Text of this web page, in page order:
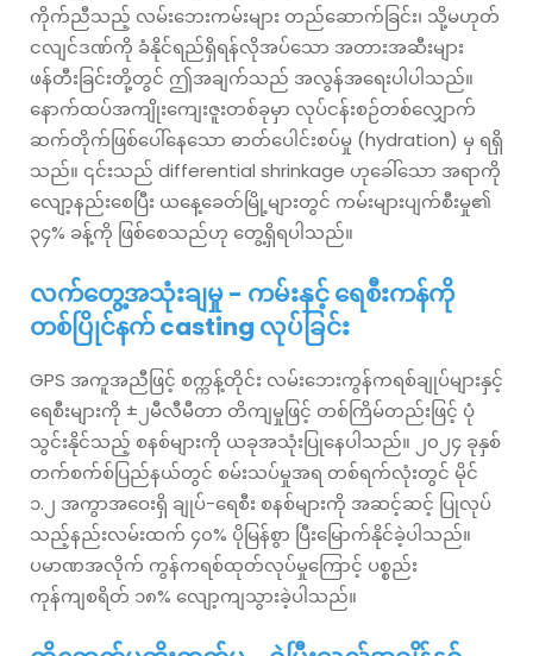
ကိုက်ညီသည့် လမ်းဘေးကမ်းများ တည်ဆောက်ခြင်း၊ သို့မဟုတ်
ငလျင်ဒဏ်ကို ခံနိုင်ရည်ရှိရန်လိုအပ်သော အတားအဆီးများ
ဖန်တီးခြင်းတို့တွင် ဤအချက်သည် အလွန်အရေးပါပါသည်။
နောက်ထပ်အကျိုးကျေးဇူးတစ်ခုမှာ လုပ်ငန်းစဉ်တစ်လျှောက်
ဆက်တိုက်ဖြစ်ပေါ်နေသော ဓာတ်ပေါင်းစပ်မှု (hydration) မှ ရရှိ
သည်။ ၎င်းသည် differential shrinkage ဟုခေါ်သော အရာကို
လျော့နည်းစေပြီး ယနေ့ခေတ်မြို့များတွင် ကမ်းများပျက်စီးမှု၏
၃၄% ခန့်ကို ဖြစ်စေသည်ဟု တွေ့ရှိရပါသည်။
လက်တွေ့အသုံးချမှု - ကမ်းနှင့် ရေစီးကန်ကို
တစ်ပြိုင်နက် casting လုပ်ခြင်း
GPS အကူအညီဖြင့် စက္ကန့်တိုင်း လမ်းဘေးကွန်ကရစ်ချုပ်များနှင့်
ရေစီးများကို ±၂မီလီမီတာ တိကျမှုဖြင့် တစ်ကြိမ်တည်းဖြင့် ပုံ
သွင်းနိုင်သည့် စနစ်များကို ယခုအသုံးပြုနေပါသည်။ ၂၀၂၄ ခုနှစ်
တက်စက်စ်ပြည်နယ်တွင် စမ်းသပ်မှုအရ တစ်ရက်လုံးတွင် မိုင်
၁.၂ အကွာအဝေးရှိ ချုပ်-ရေစီး စနစ်များကို အဆင့်ဆင့် ပြုလုပ်
သည့်နည်းလမ်းထက် ၄၀% ပိုမြန်စွာ ပြီးမြောက်နိုင်ခဲ့ပါသည်။
ပမာဏအလိုက် ကွန်ကရစ်ထုတ်လုပ်မှုကြောင့် ပစ္စည်း
ကုန်ကျစရိတ် ၁၈% လျော့ကျသွားခဲ့ပါသည်။